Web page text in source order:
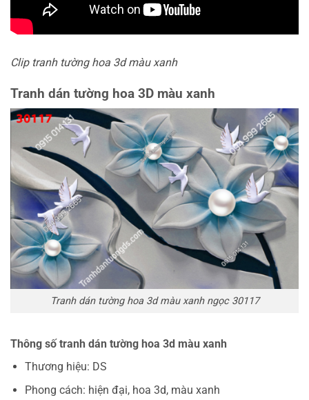
Clip tranh tường hoa 3d màu xanh
Tranh dán tường hoa 3D màu xanh
Tranh dán tường hoa 3d màu xanh ngọc 30117
Thông số tranh dán tường hoa 3d màu xanh
Thương hiệu: DS
Phong cách: hiện đại, hoa 3d, màu xanh